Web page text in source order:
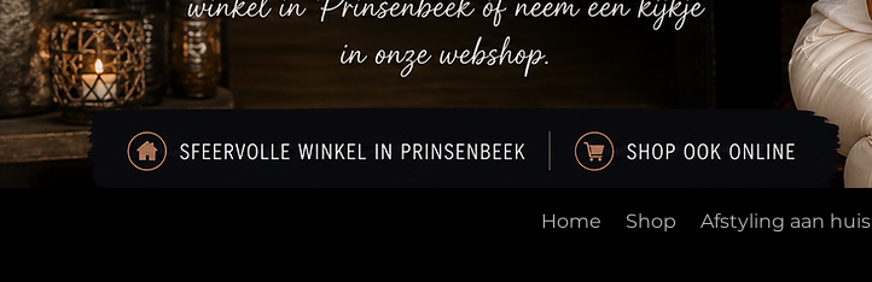
Home Shop Afstyling aan huis